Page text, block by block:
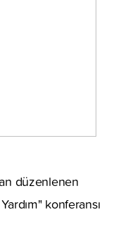
düzenlenen
konferansı